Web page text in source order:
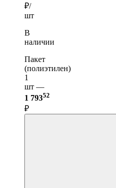
₽/
шт
В
наличии
Пакет
(полиэтилен)
1
шт —
1 79352
₽